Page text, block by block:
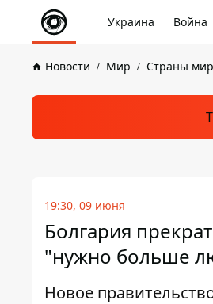
Украина Война
Новости Мир Страны
19:30, 09 июня
Болгария
"нужно больше
Новое